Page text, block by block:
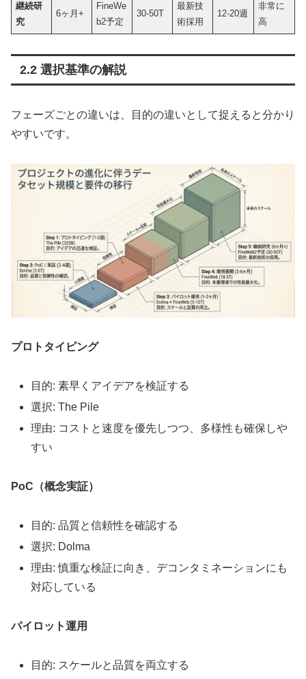
継続研
究
6ヶ月+
FineWe
b2予定
30-50T
最新技
術採用
12-20週
非常に
高
2.2 選択基準の解説
フェーズごとの違いは、目的の違いとして捉えると分かり
やすいです。
プロトタイピング
目的: 素早くアイデアを検証する
選択: The Pile
理由: コストと速度を優先しつつ、多様性も確保しや
すい
PoC（概念実証）
目的: 品質と信頼性を確認する
選択: Dolma
理由: 慎重な検証に向き、デコンタミネーションにも
対応している
パイロット運用
目的: スケールと品質を両立する